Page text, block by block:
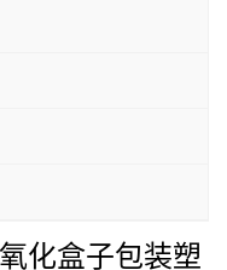
化盒子包装塑